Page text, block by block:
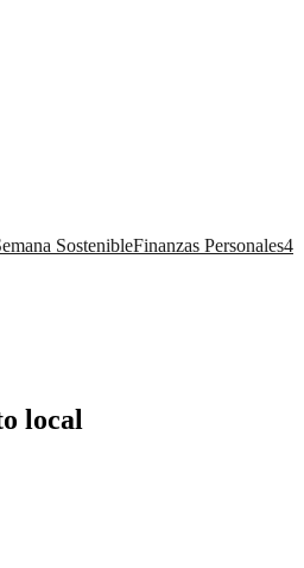
SostenibleFinanzas Personales4
local